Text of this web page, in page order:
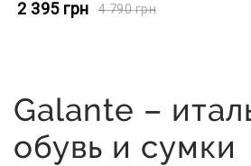
2 395 грн 4 790грн
Galante –
обувь и сумки